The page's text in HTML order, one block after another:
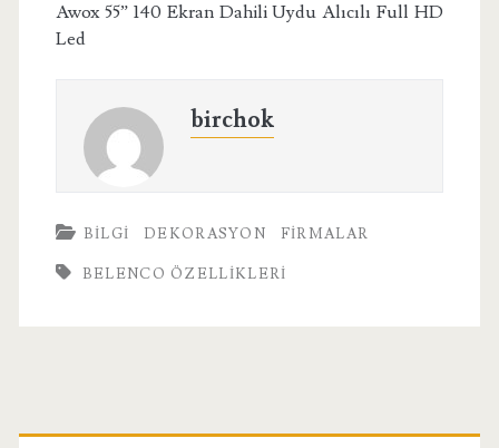
Awox 55” 140 Ekran Dahili Uydu Alıcılı Full HD
Led
birchok
BILGI DEKORASYON FIRMALAR
BELENCO ÖZELLIKLERI
Birincil